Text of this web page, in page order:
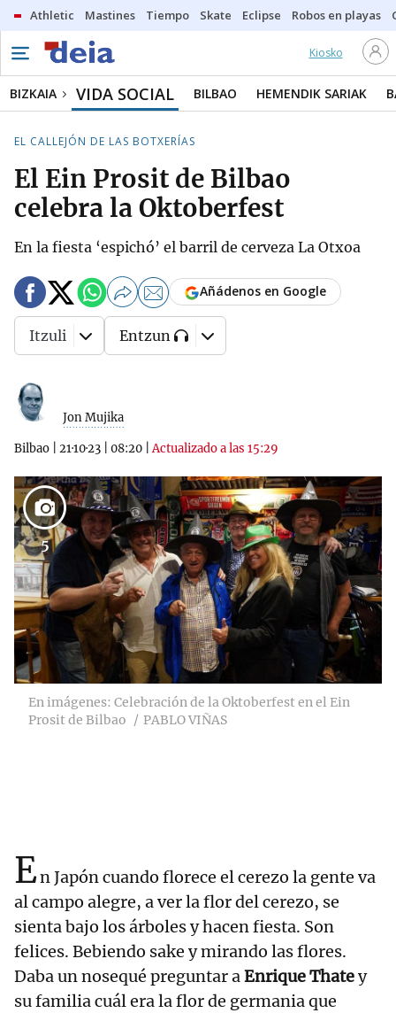
Athletic Mastines Tiempo Skate Eclipse Robos en playas
Kiosko
BIZKAIA VIDA SOCIAL BILBAO HEMENDIK SARIAK
EL CALLEJÓN DE LAS BOTXERÍAS
El Ein Prosit de Bilbao
celebra la Oktoberfest
En la fiesta ‘espichó’ el barril de cerveza La Otxoa
Jon Mujika
Bilbao 21·10·23 08:20 |Actualizado a las 15:29
Añádenos en Google
Itzuli Entzun
5
En imágenes: Celebración de la Oktoberfest en el Ein
Prosit de Bilbao
PABLO VIÑAS
En Japón cuando florece el cerezo la gente va
al campo alegre, a ver la flor del cerezo, se
sienta bajo los árboles y hacen fiesta. Son
felices. Bebiendo sake y mirando las flores.
Daba un nosequé preguntar aEnrique Thatey
su familia cuál era la flor de germania que